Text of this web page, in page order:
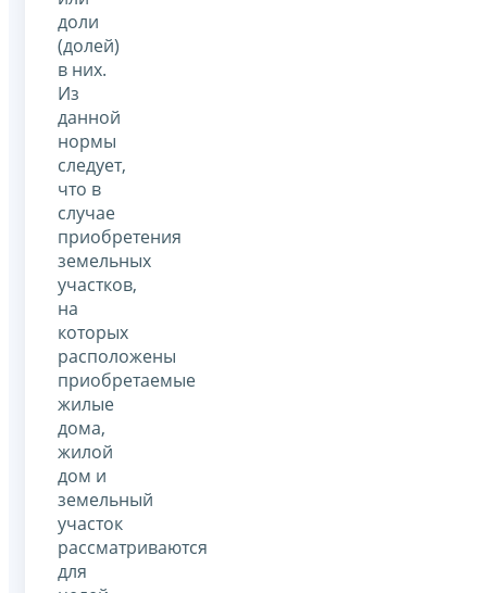
доли
(долей)
в них.
Из
данной
нормы
следует,
что в
случае
приобретения
земельных
участков,
на
которых
расположены
приобретаемые
жилые
дома,
жилой
дом и
земельный
участок
рассматриваются
для